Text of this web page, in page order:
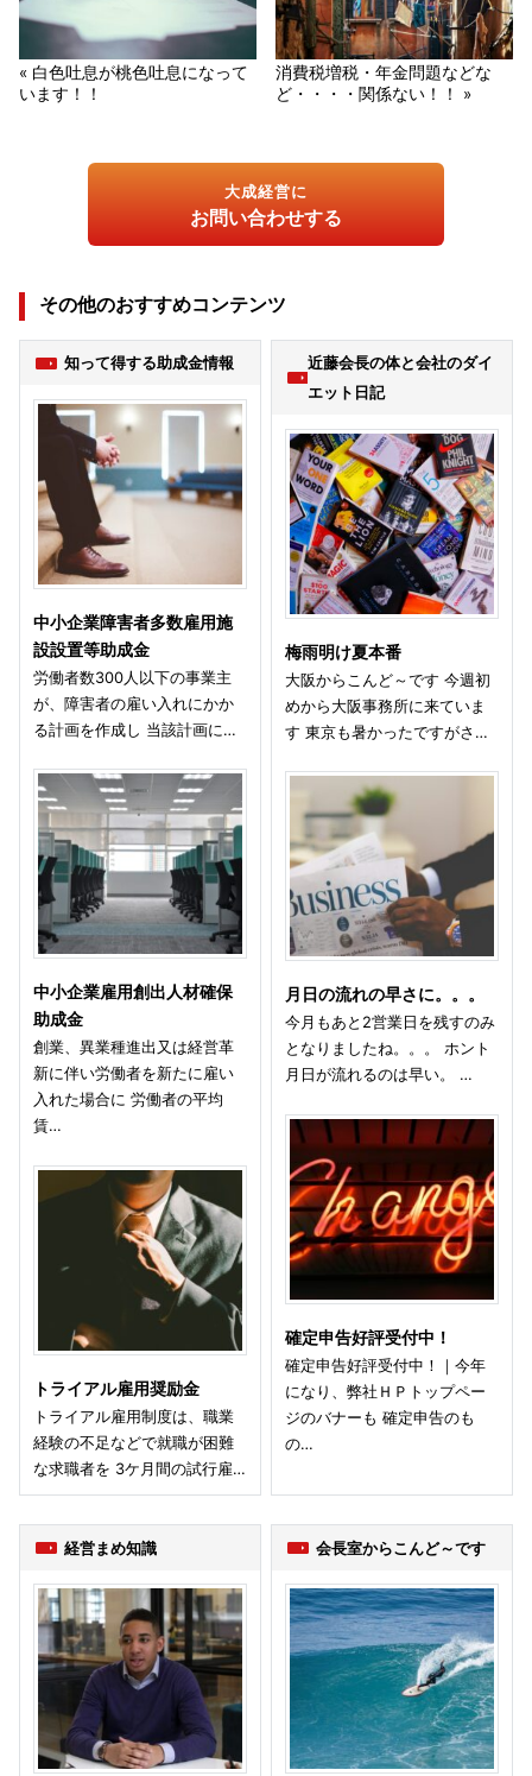
« 白色吐息が桃色吐息になって
います！！
消費税増税・年金問題などな
ど・・・・関係ない！！ »
大成経営に
お問い合わせする
その他のおすすめコンテンツ
知って得する助成金情報
中小企業障害者多数雇用施
設設置等助成金
労働者数300人以下の事業主
が、障害者の雇い入れにかか
る計画を作成し 当該計画に…
中小企業雇用創出人材確保
助成金
創業、異業種進出又は経営革
新に伴い労働者を新たに雇い
入れた場合に 労働者の平均
賃…
トライアル雇用奨励金
トライアル雇用制度は、職業
経験の不足などで就職が困難
な求職者を 3ケ月間の試行雇…
近藤会長の体と会社のダイ
エット日記
梅雨明け夏本番
大阪からこんど～です 今週初
めから大阪事務所に来ていま
す 東京も暑かったですがさ…
月日の流れの早さに。。。
今月もあと2営業日を残すのみ
となりましたね。。。 ホント
月日が流れるのは早い。 …
確定申告好評受付中！
確定申告好評受付中！｜今年
になり、弊社ＨＰトップペー
ジのバナーも 確定申告のも
の…
経営まめ知識 会長室からこんど～です